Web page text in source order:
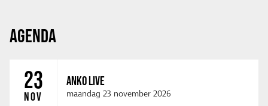
AGENDA
23
NOV
ANKO LIVE
maandag 23 november 2026